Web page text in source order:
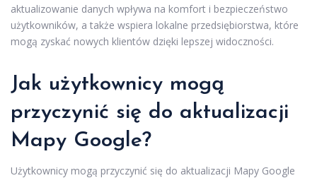
aktualizowanie danych wpływa na komfort i bezpieczeństwo
użytkowników, a także wspiera lokalne przedsiębiorstwa, które
mogą zyskać nowych klientów dzięki lepszej widoczności.
Jak użytkownicy mogą
przyczynić się do aktualizacji
Mapy Google?
Użytkownicy mogą przyczynić się do aktualizacji Mapy Google